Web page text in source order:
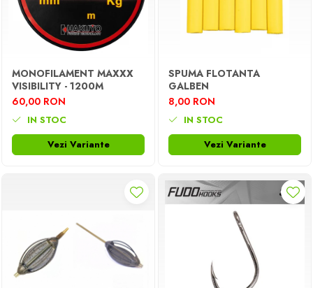
MONOFILAMENT MAXXX
VISIBILITY - 1200M
60,00 RON
IN STOC
Vezi Variante
SPUMA FLOTANTA
GALBEN
8,00 RON
IN STOC
Vezi Variante